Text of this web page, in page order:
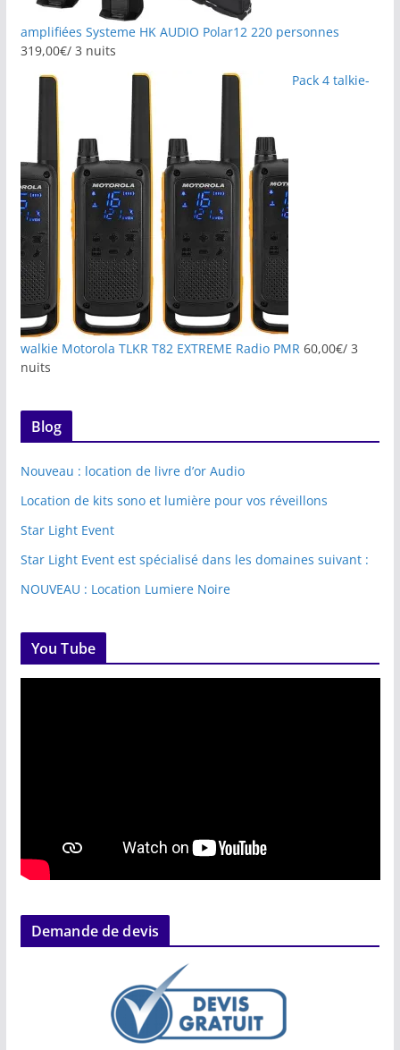
amplifiées Systeme HK AUDIO Polar12 220 personnes
319,00€/ 3 nuits
Pack 4 talkie-
walkie Motorola TLKR T82 EXTREME Radio PMR 60,00€/ 3
nuits
Blog
Nouveau : location de livre d’or Audio
Location de kits sono et lumière pour vos réveillons
Star Light Event
Star Light Event est spécialisé dans les domaines suivant :
NOUVEAU : Location Lumiere Noire
You Tube
Demande de devis